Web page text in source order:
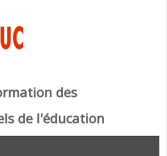
des
de l'éducation